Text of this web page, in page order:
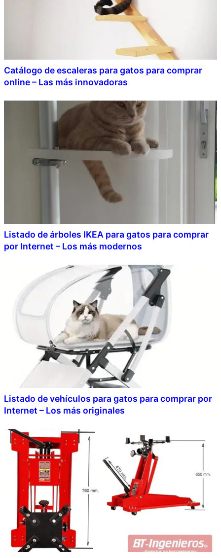
Catálogo de escaleras para gatos para comprar
online – Las más innovadoras
Listado de árboles IKEA para gatos para comprar
por Internet – Los más modernos
Listado de vehículos para gatos para comprar por
Internet – Los más originales